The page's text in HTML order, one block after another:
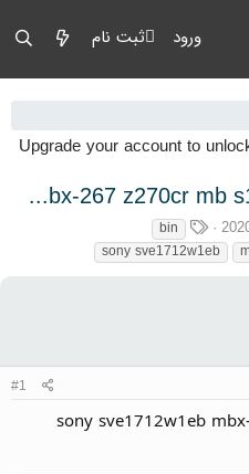
ورود ثبت نام
sony sve1712w1eb mbx-267
برچسب‌ها
bin
sony sve1712w1eb
#1
sony sve1712w1eb